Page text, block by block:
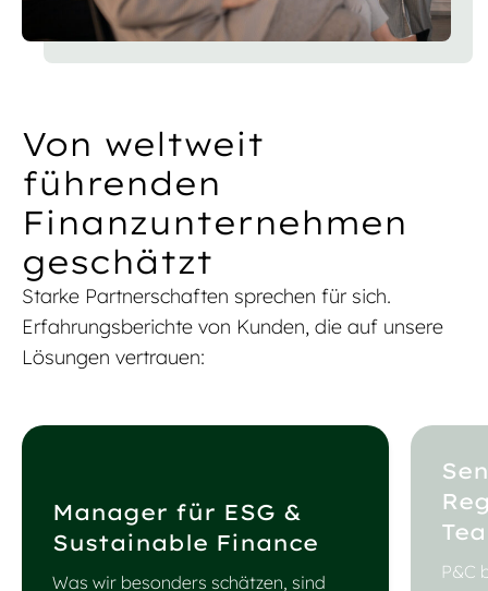
Von weltweit
führenden
Finanzunternehmen
geschätzt
Starke Partnerschaften sprechen für sich.
Erfahrungsberichte von Kunden, die auf unsere
Lösungen vertrauen:
Manager für ESG &
Sustainable Finance
Was wir besonders schätzen, sind
P&C